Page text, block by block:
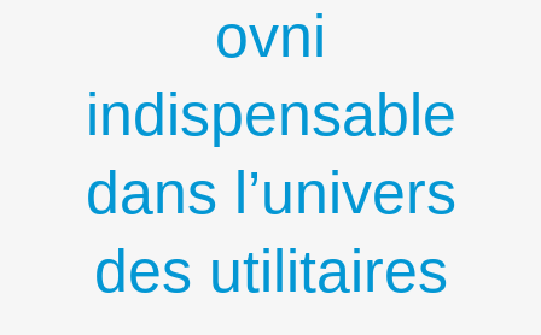
ovni
indispensable
dans l’univers
des utilitaires